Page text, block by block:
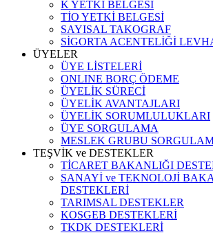
K YETKİ BELGESİ
TİO YETKİ BELGESİ
SAYISAL TAKOGRAF
SİGORTA ACENTELİĞİ
ÜYELER
ÜYE LİSTELERİ
ONLINE BORÇ ÖDEME
ÜYELİK SÜRECİ
ÜYELİK AVANTAJLARI
ÜYELİK SORUMLULUKLARI
ÜYE SORGULAMA
MESLEK GRUBU
TEŞVİK ve DESTEKLER
TİCARET BAKANLIĞI
SANAYİ ve TEKNOLOJİ
DESTEKLERİ
TARIMSAL DESTEKLER
KOSGEB DESTEKLERİ
TKDK DESTEKLERİ